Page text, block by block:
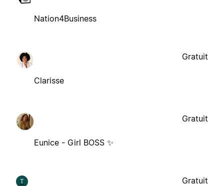
Nation4Business
Clarisse
Gratuit
Eunice - Girl BOSS ✨
Gratuit
T Gratuit